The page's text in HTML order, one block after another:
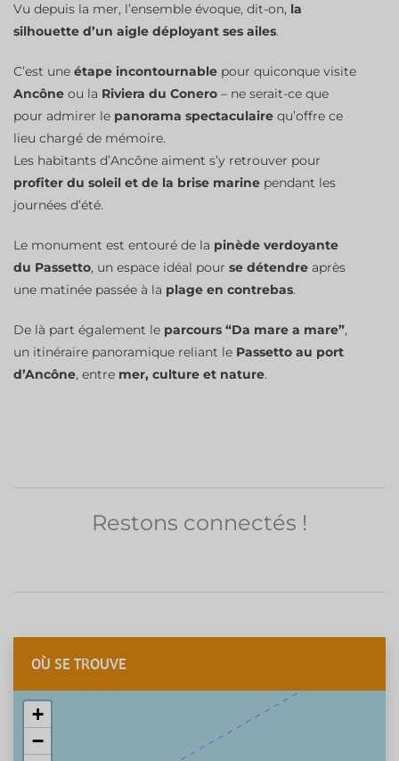
Vu depuis la mer, l’ensemble évoque, dit-on, la
silhouette d’un aigle déployant ses ailes.
C’est une étape incontournable pour quiconque visite
Ancône ou la Riviera du Conero – ne serait-ce que
pour admirer le panorama spectaculaire qu’offre ce
lieu chargé de mémoire.
Les habitants d’Ancône aiment s’y retrouver pour
profiter du soleil et de la brise marine pendant les
journées d’été.
Le monument est entouré de la pinède verdoyante
du Passetto, un espace idéal pour se détendre après
une matinée passée à la plage en contrebas.
De là part également le parcours “Da mare a mare”,
un itinéraire panoramique reliant le Passetto au port
d’Ancône, entre mer, culture et nature.
Restons connectés !
OÙ SE TROUVE
+
−